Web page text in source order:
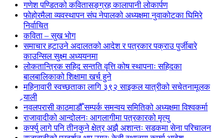
गणेश पण्डितको कवितासङ्ग्रह कालापानी लोकार्पण
फोहोरमैला व्यवस्थापन संघ नेपालको अध्यक्षमा नुवाकोटका घिमिरे
निर्वाचित
कविता – सुख भोग
समाचार हटाउने अदालतको आदेश र पत्रकार पक्राउ पुर्जीबारे
काउन्सिल सुक्ष्म अध्ययनमा
लोकतान्त्रिक सहिद सन्तति वृत्ति कोष स्थापनाः सहिदका
बालबालिकाको शिक्षामा खर्च हुने
महिनावारी स्वच्छताका लागि ३९२ साइकल यात्रीको सचेतनामूलक
र्‍याली
नवलपरासी काठमाडौँ सम्पर्क समन्वय समितिको अध्यक्षमा विश्वकर्मा
राजावादीको आन्दोलनः आगलागीमा पत्रकारको मृत्यु
कर्फ्यु लागे पनि तीनकुने क्षेत्र अझै अशान्तः सडकमा सेना परिचालन